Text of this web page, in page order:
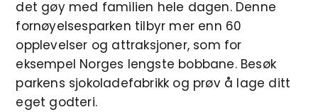
det gøy med familien hele dagen. Denne
fornøyelsesparken tilbyr mer enn 60
opplevelser og attraksjoner, som for
eksempel Norges lengste bobbane. Besøk
parkens sjokoladefabrikk og prøv å lage ditt
eget godteri.